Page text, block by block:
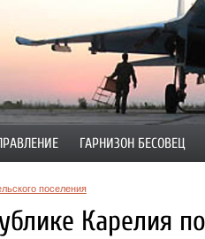
ГАРНИЗОН БЕСОВЕЦ
поселения
Карелия